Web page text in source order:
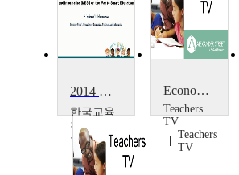
2014 이러닝 국제 콘퍼런스 : The Moscow State University of Economics~
한국교육
정보진흥
협회
Vladimir
Tikhomirov
Economics of Education
Teachers
TV
Teachers
TV